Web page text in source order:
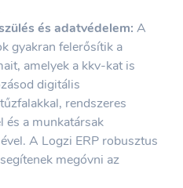
és adatvédelem: A
gyakran felerősítik a
amelyek a kkv-kat is
digitális
rendszeres
és a munkatársak
A Logzi ERP robusztus
megóvni az